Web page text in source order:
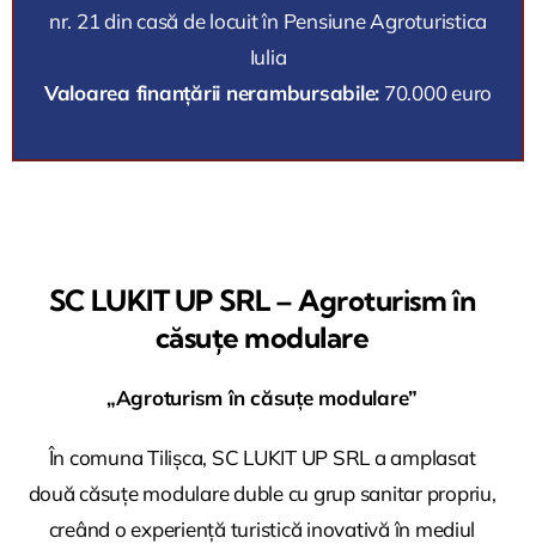
nr. 21 din casă de locuit în Pensiune Agroturistica
Iulia
Valoarea finanțării nerambursabile: 70.000 euro
SC LUKIT UP SRL – Agroturism în
căsuțe modulare
„Agroturism în căsuțe modulare”
În comuna Tilișca, SC LUKIT UP SRL a amplasat
două căsuțe modulare duble cu grup sanitar propriu,
creând o experiență turistică inovativă în mediul